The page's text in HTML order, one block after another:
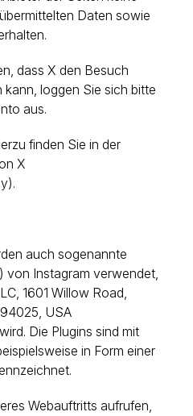
Daten sowie
dass X den Besuch
loggen Sie sich bitte
aus.
finden Sie in der
X
auch sogenannte
von Instagram verwendet,
1601 Willow Road,
USA
Die Plugins sind mit
in Form einer
Webauftritts aufrufen,